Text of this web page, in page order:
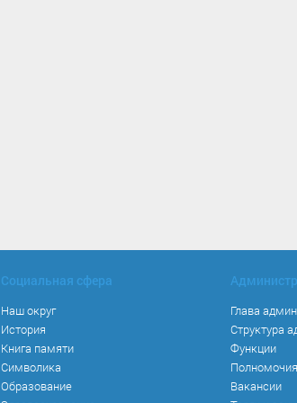
Социальная сфера
Наш округ
История
Книга памяти
Символика
Образование
Глава
Структура
Функции
Полномочия
Вакансии